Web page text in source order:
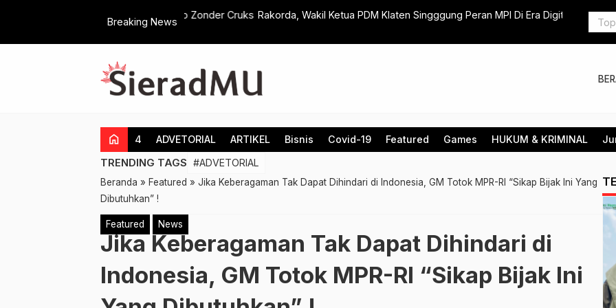
Breaking News
Rakorda, Wakil Ketua PDM Klaten Singggung Peran MPI Di Era Digitalisasi
home 4 ADVETORIAL ARTIKEL Bisnis Covid-19 Featured Games HUKUM & KRIMINAL
TRENDING TAGS #ADVETORIAL
Beranda » Featured » Jika Keberagaman Tak Dapat Dihindari di Indonesia, GM Totok MPR-RI “Sikap Bijak Ini Yang
Dibutuhkan” !
Featured News
Jika Keberagaman Tak Dapat Dihindari di
Indonesia, GM Totok MPR-RI “Sikap Bijak Ini